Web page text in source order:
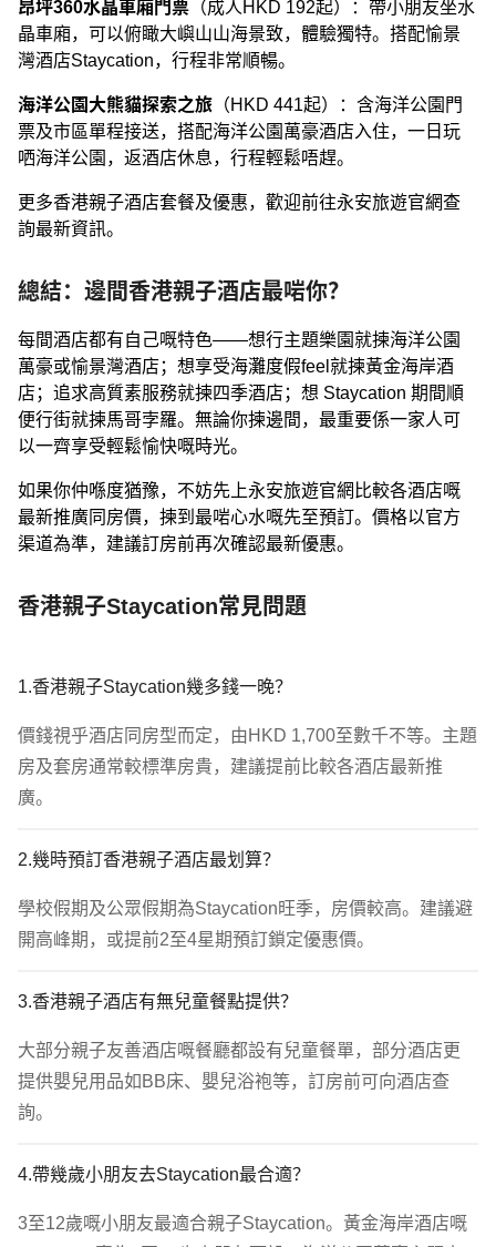
昂坪360水晶車廂門票 （成人HKD 192起）：帶小朋友坐水
晶車廂，可以俯瞰大嶼山山海景致，體驗獨特。搭配愉景
灣酒店Staycation，行程非常順暢。
海洋公園大熊貓探索之旅 （HKD 441起）：含海洋公園門
票及市區單程接送，搭配海洋公園萬豪酒店入住，一日玩
哂海洋公園，返酒店休息，行程輕鬆唔趕。
更多香港親子酒店套餐及優惠，歡迎前往永安旅遊官網查
詢最新資訊。
總結：邊間香港親子酒店最啱你？
每間酒店都有自己嘅特色——想行主題樂園就揀海洋公園
萬豪或愉景灣酒店；想享受海灘度假feel就揀黃金海岸酒
店；追求高質素服務就揀四季酒店；想 Staycation 期間順
便行街就揀馬哥孛羅。無論你揀邊間，最重要係一家人可
以一齊享受輕鬆愉快嘅時光。
如果你仲喺度猶豫，不妨先上永安旅遊官網比較各酒店嘅
最新推廣同房價，揀到最啱心水嘅先至預訂。價格以官方
渠道為準，建議訂房前再次確認最新優惠。
香港親子Staycation常見問題
1.香港親子Staycation幾多錢一晚？
價錢視乎酒店同房型而定，由HKD 1,700至數千不等。主題
房及套房通常較標準房貴，建議提前比較各酒店最新推
廣。
2.幾時預訂香港親子酒店最划算？
學校假期及公眾假期為Staycation旺季，房價較高。建議避
開高峰期，或提前2至4星期預訂鎖定優惠價。
3.香港親子酒店有無兒童餐點提供？
大部分親子友善酒店嘅餐廳都設有兒童餐單，部分酒店更
提供嬰兒用品如BB床、嬰兒浴袍等，訂房前可向酒店查
詢。
4.帶幾歲小朋友去Staycation最合適？
3至12歲嘅小朋友最適合親子Staycation。黃金海岸酒店嘅